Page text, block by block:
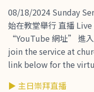
08/18/2024 Sunday
始在教堂舉行 直播
“YouTube 網址” 進
join the service at
link below for the
▶ 主日崇拜直播